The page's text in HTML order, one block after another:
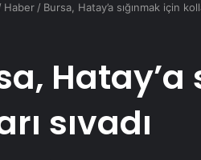
Haber / Bursa, Hatay’a sığınmak için
Hatay’a
sıvadı